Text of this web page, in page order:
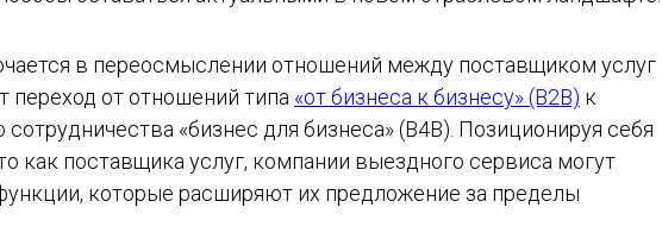
в переосмыслении отношений между поставщиком услуг
переход от отношений типа «от бизнеса к бизнесу» (B2B) к
сотрудничества «бизнес для бизнеса» (B4B). Позиционируя себя
как поставщика услуг, компании выездного сервиса могут
которые расширяют их предложение за пределы